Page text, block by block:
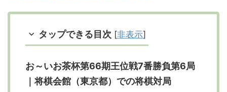
タップできる目次 [非表示]
お～いお茶杯第66期王位戦7番勝負第6局
｜将棋会館（東京都）での将棋対局